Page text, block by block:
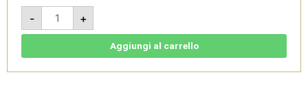
-
Barbaresco
DOCG
2018
-
+
Aggiungi al carrello